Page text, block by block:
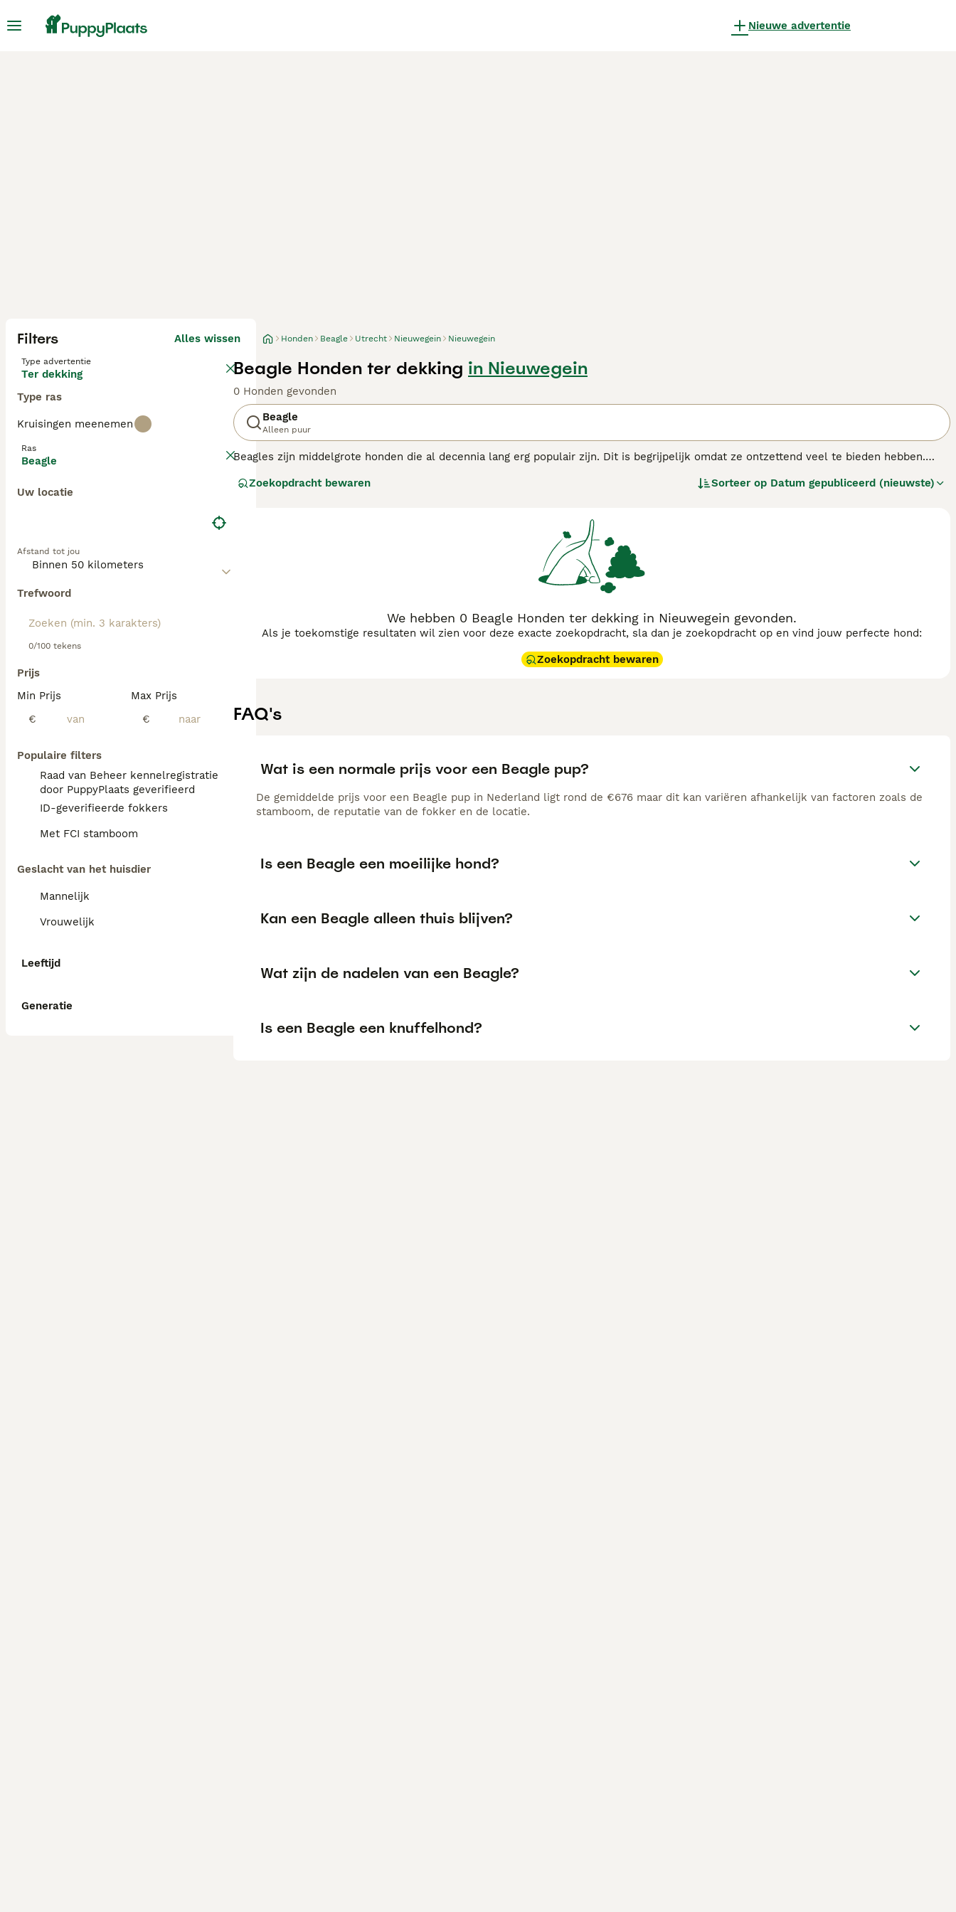
Nieuwe advertentie
Filters Alles wissen
Type advertentie
Ter dekking
Type ras
Kruisingen meenemen
Ras
Beagle
Uw locatie
Afstand tot jou
Trefwoord
0/100 tekens
Prijs
Min Prijs
€
Max Prijs
€
Populaire filters
Raad van Beheer kennelregistratie
door PuppyPlaats geverifieerd
ID-geverifieerde fokkers
Met FCI stamboom
Geslacht van het huisdier
Mannelijk
Vrouwelijk
Leeftijd
Generatie
Honden Beagle Utrecht Nieuwegein Nieuwegein
Beagle Honden ter dekking in Nieuwegein
0 Honden gevonden
Beagle
Alleen puur
Beagles zijn middelgrote honden die al decennia lang erg populair zijn. Dit is begrijpelijk omdat ze ontzettend veel te bieden hebben.
De honden zijn niet snel van streek, waar ze ook zijn. Beagles worden graag betrokken in alle activiteiten.
Zoekopdracht bewaren Sorteer op Datum gepubliceerd (nieuwste)
We hebben 0 Beagle Honden ter dekking in Nieuwegein gevonden.
Als je toekomstige resultaten wil zien voor deze exacte zoekopdracht, sla dan je zoekopdracht op en vind jouw perfecte hond:
Zoekopdracht bewaren
FAQ's
Wat is een normale prijs voor een Beagle pup?
De gemiddelde prijs voor een Beagle pup in Nederland ligt rond de €676 maar dit kan variëren afhankelijk van factoren zoals de
stamboom, de reputatie van de fokker en de locatie.
Is een Beagle een moeilijke hond?
Kan een Beagle alleen thuis blijven?
Wat zijn de nadelen van een Beagle?
Is een Beagle een knuffelhond?